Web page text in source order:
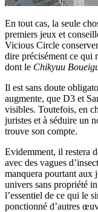
En tout cas, la seule
premiers jeux et
Vicious Circle
dire précisément ce qui
dont le Chikyuu
Il est sans doute
augmente, que D3 et
visibles. Toutefois, en
juristes et à séduire un
trouve son compte.
Evidemment, il restera
avec des vagues
manquera pourtant aux
univers sans propriété
l’essentiel de ce qui le
ponctionné d’autres